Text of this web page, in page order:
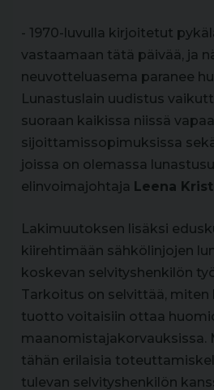
- 1970-luvulla kirjoitetut
vastaamaan tätä päivää, ja
neuvotteluasema paranee
Lunastuslain uudistus
suoraan kaikissa niissä
sijoittamissopimuksissa
joissa on olemassa
elinvoimajohtaja Leena
Lakimuutoksen lisäksi
kiirehtimään sähkölinjojen
koskevan selvityshenkilön
Tarkoitus on selvittää,
tuotto voitaisiin ottaa
maanomistajakorvauksissa.
tähän erilaisia
tulevan selvityshenkilön